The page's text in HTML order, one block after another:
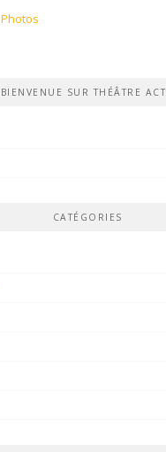
Photos
BIENVENUE SUR THÉÂTRE
CATÉGORIES